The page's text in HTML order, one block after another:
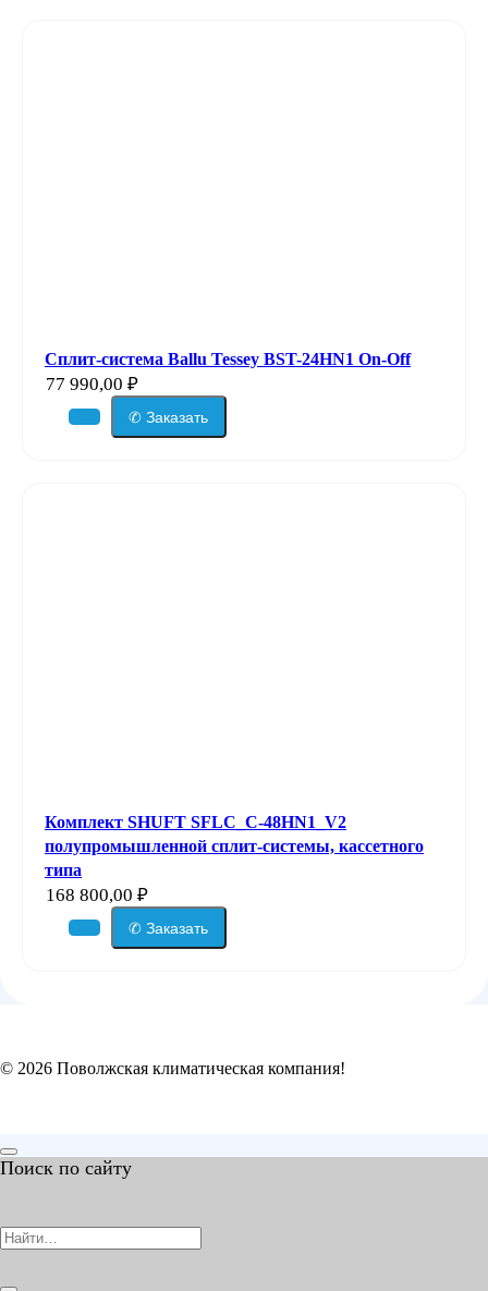
Сплит-система Ballu Tessey BST-24HN1 On-Off
77 990,00 ₽
✆ Заказать
Комплект SHUFT SFLC_C-48HN1_V2
полупромышленной сплит-системы, кассетного
типа
168 800,00 ₽
✆ Заказать
© 2026 Поволжская климатическая компания!
Поиск по сайту